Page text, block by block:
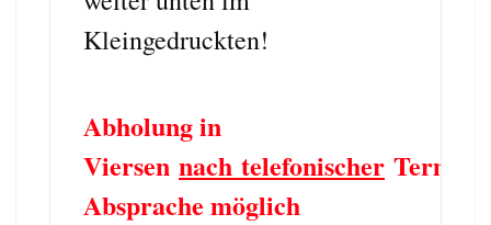
Kleingedruckten!
Abholung in
Viersen nach telefonischer Termin
Absprache möglich